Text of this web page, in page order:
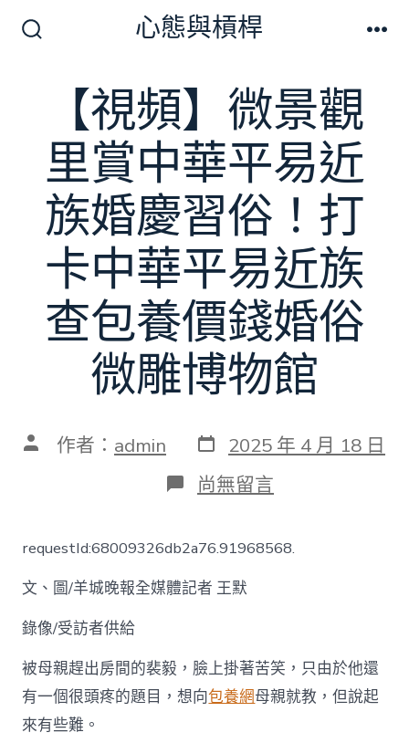
心態與槓桿
【視頻】微景觀
里賞中華平易近
族婚慶習俗！打
卡中華平易近族
查包養價錢婚俗
微雕博物館
文 作者： admin 發
表
日
期
2025 年 4 月 18 日
在
〈【視
微
景
觀
里
平
易
近
尚無留言
requestId:68009326db2a76.91968568.
文、圖/羊城晚報全媒體記者 王默
錄像/受訪者供給
被母親趕出房間的裴毅，臉上掛著苦笑，只由於他還
有一個很頭疼的題目，想向包養網母親就教，但說起
來有些難。